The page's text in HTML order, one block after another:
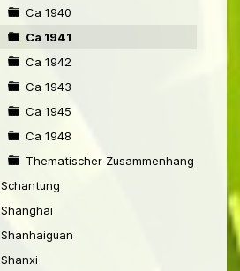
Ca 1940
Ca 1941
Ca 1942
Ca 1943
Ca 1945
Ca 1948
Thematischer Zusammenhang mit
Schantung
Shanghai
Shanhaiguan
Shanxi